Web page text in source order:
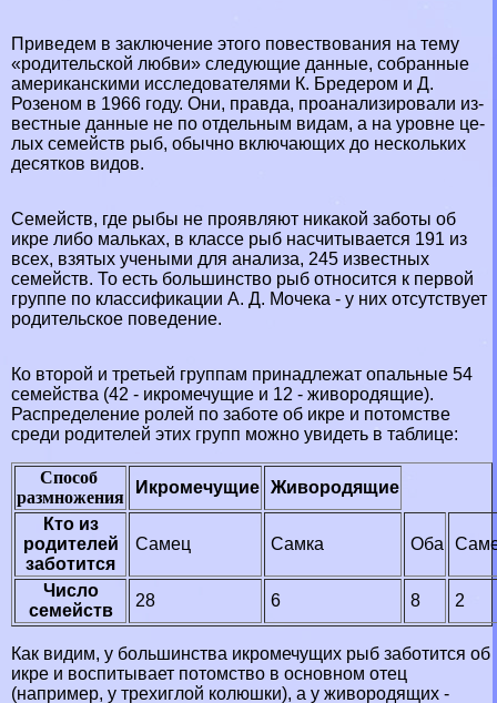
Приведем в заключение этого повествования на тему
«родительской любви» следующие данные, собранные
американскими исследователями К. Бредером и Д.
Розеном в 1966 году. Они, правда, проанализировали из­
вестные данные не по отдельным видам, а на уровне це­
лых семейств рыб, обычно включающих до нескольких
десятков видов.
Семейств, где рыбы не проявляют никакой за­боты об
икре либо мальках, в классе рыб насчитывается 191 из
всех, взятых учеными для анализа, 245 известных
семейств. То есть большинство рыб относится к первой
группе по классификации А. Д. Мочека - у них отсутст­вует
родительское поведение.
Ко второй и третьей группам принадлежат опаль­ные 54
семейства (42 - икромечущие и 12 - живородя­щие).
Распределение ролей по заботе об икре и потом­стве
среди родителей этих групп можно увидеть в таб­лице:
Способ
размножения
Икромечущие Живородящие
Кто из
родителей
заботится
Самец Самка Оба
Число
семейств
28 6 8 2
Как видим, у большинства икромечущих рыб забо­тится об
икре и воспитывает потомство в основном отец
(например, у трехиглой колюшки), а у живородящих -